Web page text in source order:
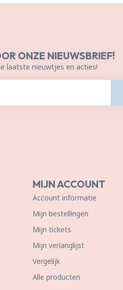
ONZE NIEUWSBRIEF!
laatste nieuwtjes en acties!
MIJN ACCOUNT
Account informatie
Mijn bestellingen
Mijn tickets
Mijn verlanglijst
Vergelijk
Alle producten